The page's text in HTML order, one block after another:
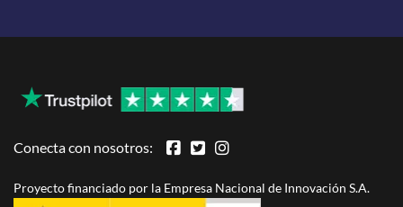
Conecta con nosotros:
Proyecto financiado por la Empresa Nacional de Innovación S.A.